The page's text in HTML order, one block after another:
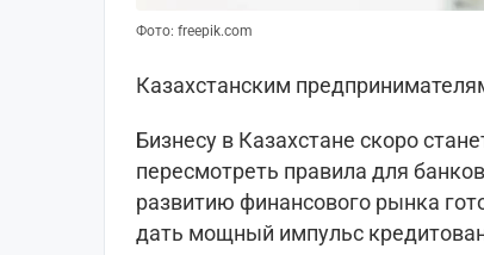
Фото: freepik.com
Казахстанским
Бизнесу в Казахстане скоро
пересмотреть правила для
развитию финансового рынка
дать мощный импульс